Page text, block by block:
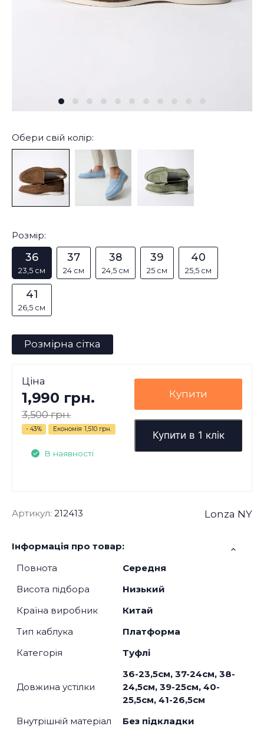
Обери свій колір:
Розмір:
36
23,5 см
37
24 см
38
24,5 см
39
25 см
40
25,5 см
41
26,5 см
Розмірна сітка
Ціна
1,990 грн.
3,500 грн.
- 43% Економія 1,510 грн.
В наявності
Купити
Купити в 1 клік
Артикул: 212413 Lonza NY
Інформація про товар:
Повнота
Середня
Висота підбора
Низький
Країна виробник
Китай
Тип каблука
Платформа
Категорія
Туфлі
Довжина устілки
36-23,5см, 37-24см, 38-
24,5см, 39-25см, 40-
25,5см, 41-26,5см
Внутрішній матеріал
Без підкладки